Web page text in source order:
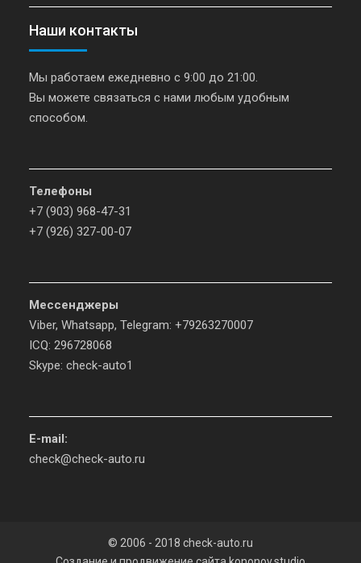
Наши контакты
Мы работаем ежедневно с 9:00 до 21:00.
Вы можете связаться с нами любым удобным
способом.
Телефоны
+7 (903) 968-47-31
+7 (926) 327-00-07
Мессенджеры
Viber, Whatsapp, Telegram: +79263270007
ICQ: 296728068
Skype: check-auto1
E-mail:
check@check-auto.ru
© 2006 - 2018 check-auto.ru